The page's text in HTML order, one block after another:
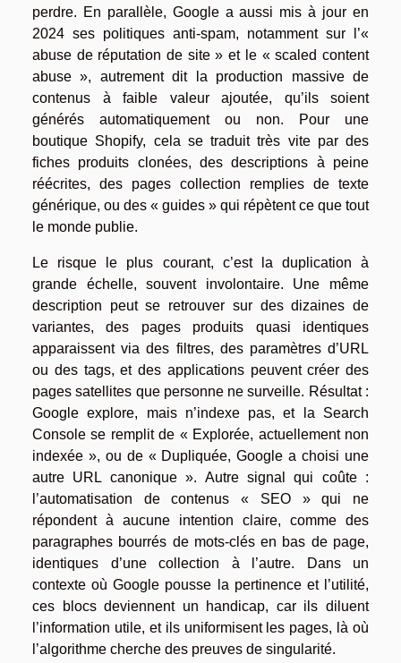
perdre. En parallèle, Google a aussi mis à jour en
2024 ses politiques anti-spam, notamment sur l’«
abuse de réputation de site » et le « scaled content
abuse », autrement dit la production massive de
contenus à faible valeur ajoutée, qu’ils soient
générés automatiquement ou non. Pour une
boutique Shopify, cela se traduit très vite par des
fiches produits clonées, des descriptions à peine
réécrites, des pages collection remplies de texte
générique, ou des « guides » qui répètent ce que tout
le monde publie.
Le risque le plus courant, c’est la duplication à
grande échelle, souvent involontaire. Une même
description peut se retrouver sur des dizaines de
variantes, des pages produits quasi identiques
apparaissent via des filtres, des paramètres d’URL
ou des tags, et des applications peuvent créer des
pages satellites que personne ne surveille. Résultat :
Google explore, mais n’indexe pas, et la Search
Console se remplit de « Explorée, actuellement non
indexée », ou de « Dupliquée, Google a choisi une
autre URL canonique ». Autre signal qui coûte :
l’automatisation de contenus « SEO » qui ne
répondent à aucune intention claire, comme des
paragraphes bourrés de mots-clés en bas de page,
identiques d’une collection à l’autre. Dans un
contexte où Google pousse la pertinence et l’utilité,
ces blocs deviennent un handicap, car ils diluent
l’information utile, et ils uniformisent les pages, là où
l’algorithme cherche des preuves de singularité.